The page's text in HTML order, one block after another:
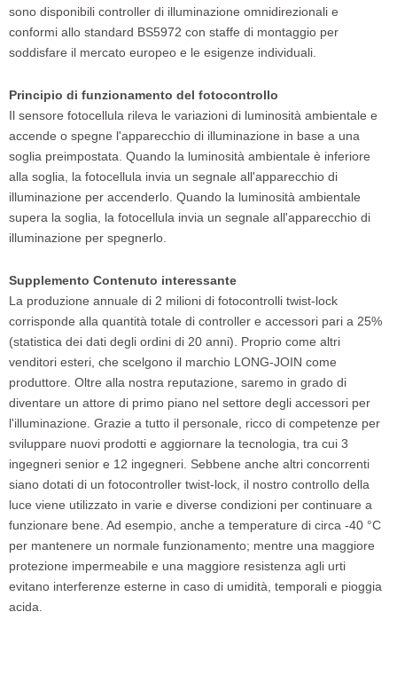
sono disponibili controller di illuminazione omnidirezionali e
conformi allo standard BS5972 con staffe di montaggio per
soddisfare il mercato europeo e le esigenze individuali.
Principio di funzionamento del fotocontrollo
Il sensore fotocellula rileva le variazioni di luminosità ambientale e
accende o spegne l'apparecchio di illuminazione in base a una
soglia preimpostata. Quando la luminosità ambientale è inferiore
alla soglia, la fotocellula invia un segnale all'apparecchio di
illuminazione per accenderlo. Quando la luminosità ambientale
supera la soglia, la fotocellula invia un segnale all'apparecchio di
illuminazione per spegnerlo.
Supplemento Contenuto interessante
La produzione annuale di 2 milioni di fotocontrolli twist-lock
corrisponde alla quantità totale di controller e accessori pari a 25%
(statistica dei dati degli ordini di 20 anni). Proprio come altri
venditori esteri, che scelgono il marchio LONG-JOIN come
produttore. Oltre alla nostra reputazione, saremo in grado di
diventare un attore di primo piano nel settore degli accessori per
l'illuminazione. Grazie a tutto il personale, ricco di competenze per
sviluppare nuovi prodotti e aggiornare la tecnologia, tra cui 3
ingegneri senior e 12 ingegneri. Sebbene anche altri concorrenti
siano dotati di un fotocontroller twist-lock, il nostro controllo della
luce viene utilizzato in varie e diverse condizioni per continuare a
funzionare bene. Ad esempio, anche a temperature di circa -40 °C
per mantenere un normale funzionamento; mentre una maggiore
protezione impermeabile e una maggiore resistenza agli urti
evitano interferenze esterne in caso di umidità, temporali e pioggia
acida.